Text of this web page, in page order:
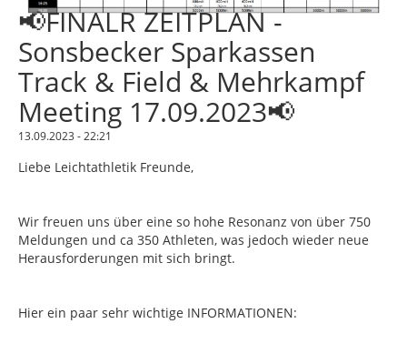
📢FINALR ZEITPLAN -
Sonsbecker Sparkassen
Track & Field & Mehrkampf
Meeting 17.09.2023📢
13.09.2023 - 22:21
Liebe Leichtathletik Freunde,
Wir freuen uns über eine so hohe Resonanz von über 750
Meldungen und ca 350 Athleten, was jedoch wieder neue
Herausforderungen mit sich bringt.
Hier ein paar sehr wichtige INFORMATIONEN: